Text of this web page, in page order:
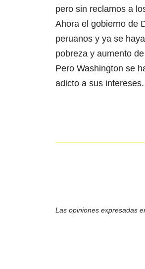
pero sin reclamos a
Ahora el gobierno de
peruanos y ya se
pobreza y aumento
Pero Washington se
adicto a sus intereses.
Las opiniones expresadas